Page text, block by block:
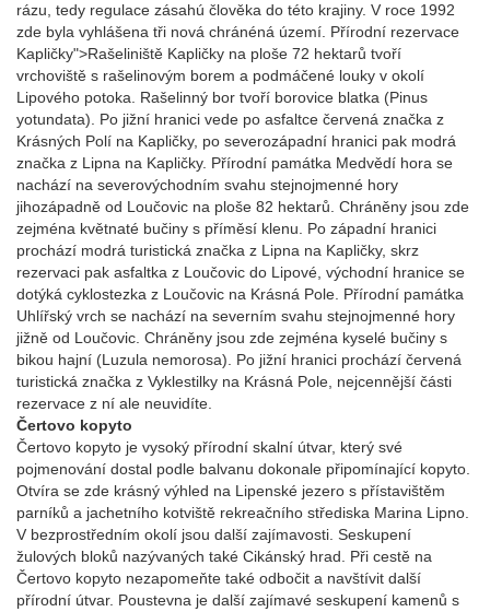
rázu, tedy regulace zásahú člověka do této krajiny. V roce 1992
zde byla vyhlášena tři nová chránéná území. Přírodní rezervace
Kapličky">Rašeliniště Kapličky na ploše 72 hektarů tvoří
vrchoviště s rašelinovým borem a podmáčené louky v okolí
Lipového potoka. Rašelinný bor tvoří borovice blatka (Pinus
yotundata). Po jižní hranici vede po asfaltce červená značka z
Krásných Polí na Kapličky, po severozápadní hranici pak modrá
značka z Lipna na Kapličky. Přírodní památka Medvědí hora se
nachází na severovýchodním svahu stejnojmenné hory
jihozápadně od Loučovic na ploše 82 hektarů. Chráněny jsou zde
zejména květnaté bučiny s příměsí klenu. Po západní hranici
prochází modrá turistická značka z Lipna na Kapličky, skrz
rezervaci pak asfaltka z Loučovic do Lipové, východní hranice se
dotýká cyklostezka z Loučovic na Krásná Pole. Přírodní památka
Uhlířský vrch se nachází na severním svahu stejnojmenné hory
jižně od Loučovic. Chráněny jsou zde zejména kyselé bučiny s
bikou hajní (Luzula nemorosa). Po jižní hranici prochází červená
turistická značka z Vyklestilky na Krásná Pole, nejcennější části
rezervace z ní ale neuvidíte.
Čertovo kopyto
Čertovo kopyto je vysoký přírodní skalní útvar, který své
pojmenování dostal podle balvanu dokonale připomínající kopyto.
Otvíra se zde krásný výhled na Lipenské jezero s přístavištěm
parníků a jachetního kotviště rekreačního střediska Marina Lipno.
V bezprostředním okolí jsou další zajímavosti. Seskupení
žulových bloků nazývaných také Cikánský hrad. Při cestě na
Čertovo kopyto nezapomeňte také odbočit a navštívit další
přírodní útvar. Poustevna je další zajímavé seskupení kamenů s